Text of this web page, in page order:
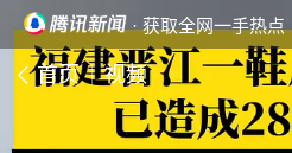
· 获取全网一手热点
首页 视频